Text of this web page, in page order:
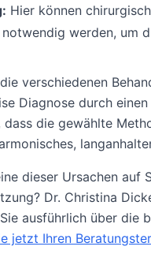
Hier können
werden, um
verschiedenen
Diagnose durch
dass die gewählte
dieser Ursachen auf
Dr. Christina
ausführlich über die
jetzt Ihren